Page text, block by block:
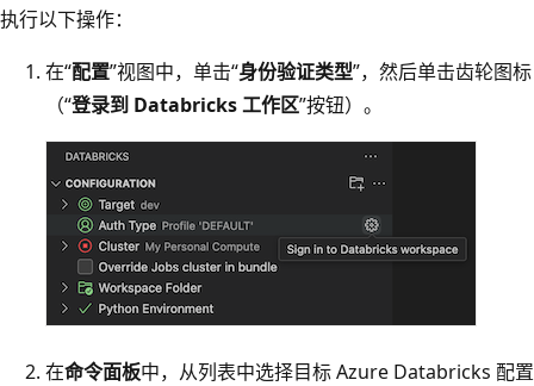
执行以下操作：
在“配置”视图中，单击“身份验证类型”，然后单击齿轮图标
（“登录到 Databricks 工作区”按钮）。
在命令面板中，从列表中选择目标 Azure Databricks 配置